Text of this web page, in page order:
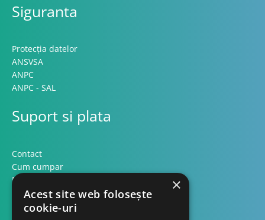
Siguranta
Protecția datelor
ANSVSA
ANPC
ANPC - SAL
Suport si plata
Contact
Cum cumpar
Modalitati plata
Formular retur
×
Acest site web folosește
cookie-uri